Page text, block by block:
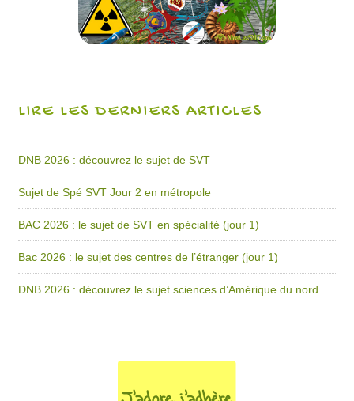
LIRE LES DERNIERS ARTICLES
DNB 2026 : découvrez le sujet de SVT
Sujet de Spé SVT Jour 2 en métropole
BAC 2026 : le sujet de SVT en spécialité (jour 1)
Bac 2026 : le sujet des centres de l’étranger (jour 1)
DNB 2026 : découvrez le sujet sciences d’Amérique du nord